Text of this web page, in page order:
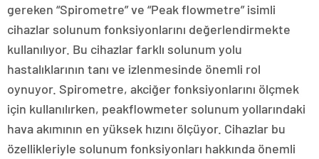
gereken “Spirometre” ve “Peak flowmetre” isimli
cihazlar solunum fonksiyonlarını değerlendirmekte
kullanılıyor. Bu cihazlar farklı solunum yolu
hastalıklarının tanı ve izlenmesinde önemli rol
oynuyor. Spirometre, akciğer fonksiyonlarını ölçmek
için kullanılırken, peakflowmeter solunum yollarındaki
hava akımının en yüksek hızını ölçüyor. Cihazlar bu
özellikleriyle solunum fonksiyonları hakkında önemli